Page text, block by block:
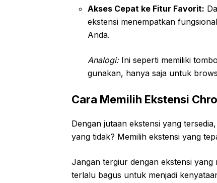
Akses Cepat ke Fitur Favorit:
ekstensi menempatkan
Anda.
Analogi:Ini seperti memiliki
gunakan, hanya saja untuk
Cara Memilih Ekstensi
Dengan jutaan ekstensi yang
yang tidak? Memilih ekstensi yang
Jangan tergiur dengan ekstensi
terlalu bagus untuk menjadi